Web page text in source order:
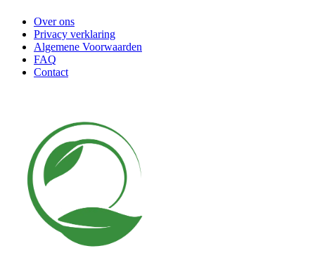
Over ons
Privacy verklaring
Algemene Voorwaarden
FAQ
Contact